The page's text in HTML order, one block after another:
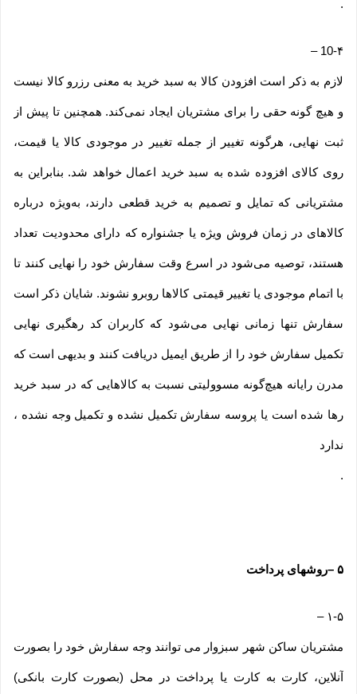
.
10-۴ –
لازم به ذکر است افزودن کالا به سبد خرید به معنی رزرو کالا نیست
و هیچ گونه حقی را برای مشتریان ایجاد نمی‌کند. همچنین تا پیش از
ثبت نهایی، هرگونه تغییر از جمله تغییر در موجودی کالا یا قیمت،
روی کالای افزوده شده به سبد خرید اعمال خواهد شد. بنابراین به
مشتریانی که تمایل و تصمیم به خرید قطعی دارند، به‌ویژه درباره
کالاهای در زمان فروش ویژه یا جشنواره که دارای محدودیت تعداد
هستند، توصیه می‌شود در اسرع وقت سفارش خود را نهایی کنند تا
با اتمام موجودی یا تغییر قیمتی کالاها روبرو نشوند. شایان ذکر است
سفارش تنها زمانی نهایی می‌شود که کاربران کد رهگیری نهایی
تکمیل سفارش خود را از طریق ایمیل دریافت کنند و بدیهی است که
مدرن رایانه هیچ‌گونه مسوولیتی نسبت به کالاهایی که در سبد خرید
رها شده است یا پروسه سفارش تکمیل نشده و تکمیل وجه نشده ،
ندارد
.
۵ –روشهای پرداخت
۱-۵ –
مشتریان ساکن شهر سبزوار می توانند وجه سفارش خود را بصورت
آنلاین، کارت به کارت یا پرداخت در محل (بصورت کارت بانکی)